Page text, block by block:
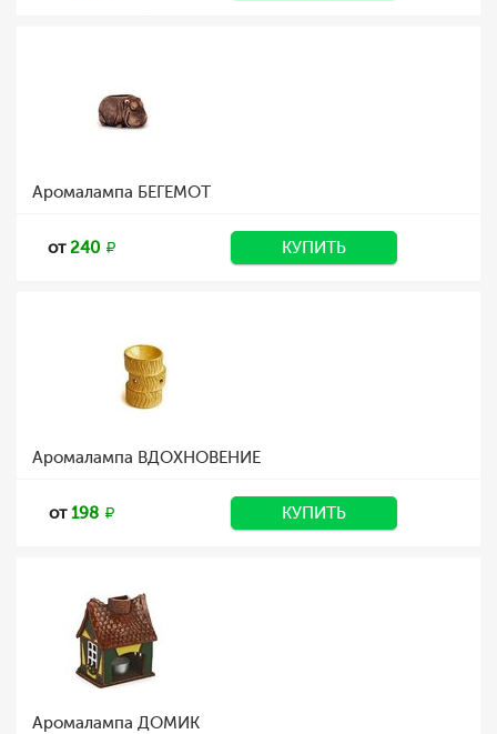
Аромалампа БЕГЕМОТ
от240 КУПИТЬ
Аромалампа ВДОХНОВЕНИЕ
от198 КУПИТЬ
Аромалампа ДОМИК